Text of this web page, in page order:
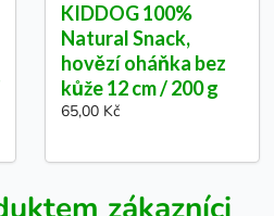
KIDDOG 100%
Natural Snack,
hovězí oháňka bez
kůže 12 cm / 200 g
65,00 Kč